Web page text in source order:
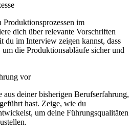
im
dich über relevante Vorschriften
im Interview zeigen kannst, dass
die Produktionsabläufe sicher und
vor
deiner bisherigen Berufserfahrung,
hast. Zeige, wie du
um deine Führungsqualitäten